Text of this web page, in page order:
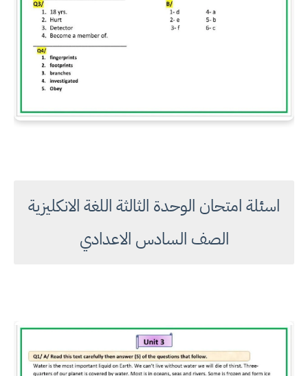
اسئلة امتحان الوحدة الثالثة اللغة الانكليزية
الصف السادس الاعدادي